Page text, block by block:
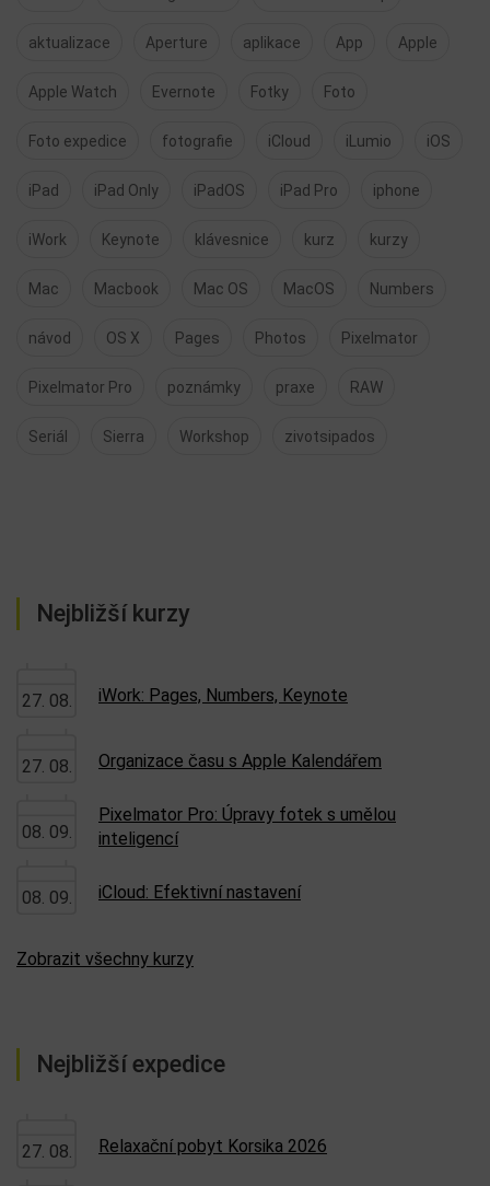
aktualizace Aperture aplikace App Apple
Apple Watch Evernote Fotky Foto
Foto expedice fotografie iCloud iLumio iOS
iPad iPad Only iPadOS iPad Pro iphone
iWork Keynote klávesnice kurz kurzy
Mac Macbook Mac OS MacOS Numbers
návod OS X Pages Photos Pixelmator
Pixelmator Pro poznámky praxe RAW
Seriál Sierra Workshop zivotsipados
Nejbližší kurzy
27. 08. iWork: Pages, Numbers, Keynote
27. 08. Organizace času s Apple Kalendářem
08. 09.
Pixelmator Pro: Úpravy fotek s umělou
inteligencí
08. 09. iCloud: Efektivní nastavení
Zobrazit všechny kurzy
Nejbližší expedice
27. 08. Relaxační pobyt Korsika 2026